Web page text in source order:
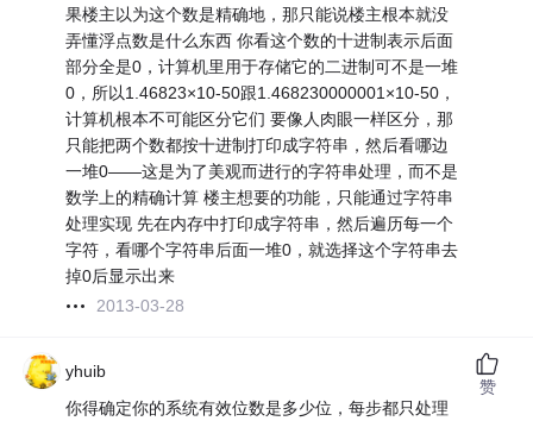
果楼主以为这个数是精确地，那只能说楼主根本就没
弄懂浮点数是什么东西 你看这个数的十进制表示后面
部分全是0，计算机里用于存储它的二进制可不是一堆
0，所以1.46823×10-50跟1.468230000001×10-50，
计算机根本不可能区分它们 要像人肉眼一样区分，那
只能把两个数都按十进制打印成字符串，然后看哪边
一堆0——这是为了美观而进行的字符串处理，而不是
数学上的精确计算 楼主想要的功能，只能通过字符串
处理实现 先在内存中打印成字符串，然后遍历每一个
字符，看哪个字符串后面一堆0，就选择这个字符串去
掉0后显示出来
2013-03-28
yhuib
你得确定你的系统有效位数是多少位，每步都只处理
赞